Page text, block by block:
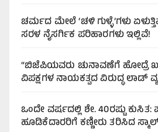
ಚರ್ಮದ ಮೇಲೆ ‘ಚಳಿ ಗುಳ್ಳೆ’ಗಳು
ಸರಳ ನೈಸರ್ಗಿಕ ಪರಿಹಾರಗಳು ಇಲ್ಲಿವೆ!
“ಬಿಜೆಪಿಯವರು ಚುನಾವಣೆಗೆ ಹೋದ್ರೆ
ವಿಪಕ್ಷಗಳ ನಾಯಕತ್ವದ ವಿರುದ್ಧ ಲಾಡ್
ಒಂದೇ ವರ್ಷದಲ್ಲಿ ಶೇ. 40ರಷ್ಟು
ಹೂಡಿಕೆದಾರರಿಗೆ ಕಣ್ಣೀರು ತರಿಸಿದ